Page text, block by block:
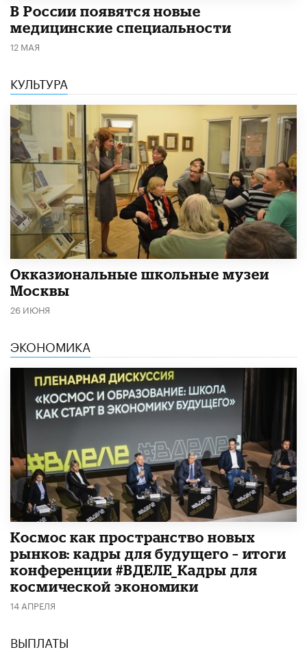
В России появятся новые
медицинские специальности
12 МАЯ
КУЛЬТУРА
​Окказиональные школьные музеи
Москвы
26 ИЮНЯ
ЭКОНОМИКА
Космос как пространство новых
рынков: кадры для будущего – итоги
конференции #ВДЕЛЕ_Кадры для
космической экономики
14 АПРЕЛЯ
ВЫПЛАТЫ